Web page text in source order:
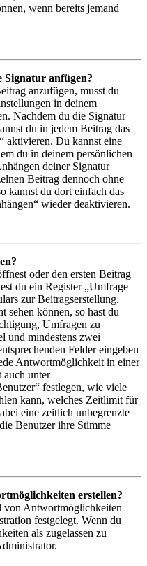
wenn bereits jemand
Signatur anfügen?
anzufügen, musst du
in deinem
Nachdem du die Signatur
du in jedem Beitrag das
aktivieren. Du kannst eine
du in deinem persönlichen
deiner Signatur
Beitrag dennoch ohne
kannst du dort einfach das
wieder deaktivieren.
oder den ersten Beitrag
du ein Register „Umfrage
zur Beitragserstellung.
sehen können, so hast du
Umfragen zu
und mindestens zwei
Felder eingeben
Antwortmöglichkeit in einer
auch unter
festlegen, wie viele
kann, welches Zeitlimit für
eine zeitlich unbegrenzte
Benutzer ihre Stimme
erstellen?
von Antwortmöglichkeiten
festgelegt. Wenn du
als zugelassen zu